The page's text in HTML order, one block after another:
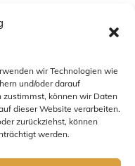
wir Technologien wie
und/oder darauf
zustimmst, können wir Daten
dieser Website verarbeiten.
zurückziehst, können
werden.